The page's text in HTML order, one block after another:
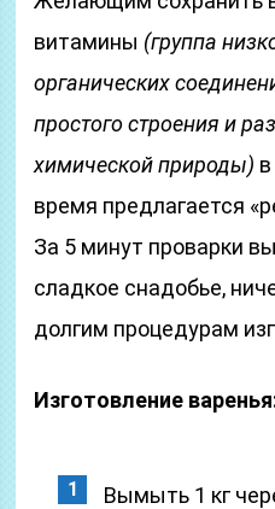
витамины (группа
органических
простого строения и
химической природы)
время предлагается
За 5 минут проварки
сладкое снадобье,
долгим процедурам
Изготовление
Вымыть 1 кг